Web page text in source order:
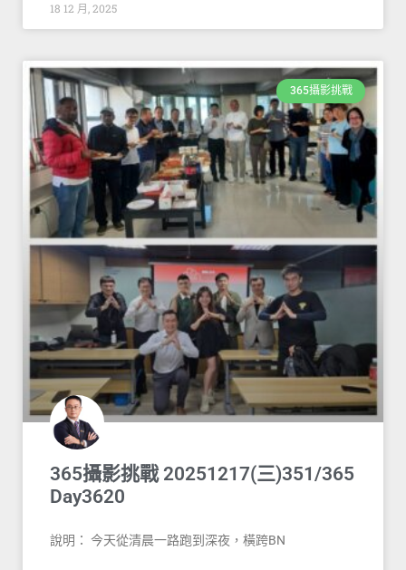
18 12 月, 2025
365攝影挑戰
365攝影挑戰 20251217(三)351/365
Day3620
說明： 今天從清晨一路跑到深夜，橫跨BN